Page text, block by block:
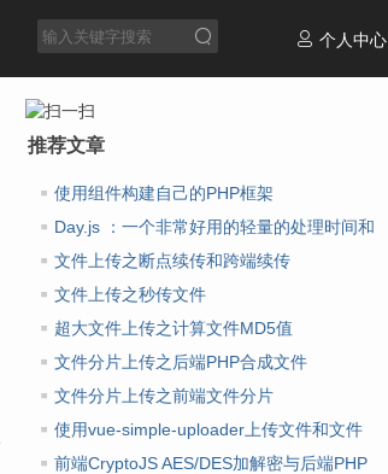
个人中心
推荐文章
使用组件构建自己的PHP框架
Day.js ：一个非常好用的轻量的处理时间和
日期库
文件上传之断点续传和跨端续传
文件上传之秒传文件
超大文件上传之计算文件MD5值
文件分片上传之后端PHP合成文件
文件分片上传之前端文件分片
使用vue-simple-uploader上传文件和文件
夹 前端CryptoJS AES/DES加解密与后端PHP